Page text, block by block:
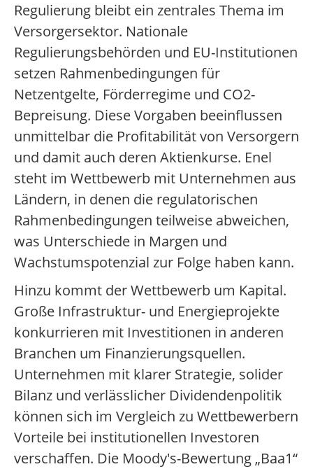
Regulierung bleibt ein zentrales Thema im
Versorgersektor. Nationale
Regulierungsbehörden und EU-Institutionen
setzen Rahmenbedingungen für
Netzentgelte, Förderregime und CO2-
Bepreisung. Diese Vorgaben beeinflussen
unmittelbar die Profitabilität von Versorgern
und damit auch deren Aktienkurse. Enel
steht im Wettbewerb mit Unternehmen aus
Ländern, in denen die regulatorischen
Rahmenbedingungen teilweise abweichen,
was Unterschiede in Margen und
Wachstumspotenzial zur Folge haben kann.
Hinzu kommt der Wettbewerb um Kapital.
Große Infrastruktur- und Energieprojekte
konkurrieren mit Investitionen in anderen
Branchen um Finanzierungsquellen.
Unternehmen mit klarer Strategie, solider
Bilanz und verlässlicher Dividendenpolitik
können sich im Vergleich zu Wettbewerbern
Vorteile bei institutionellen Investoren
verschaffen. Die Moody's-Bewertung „Baa1“